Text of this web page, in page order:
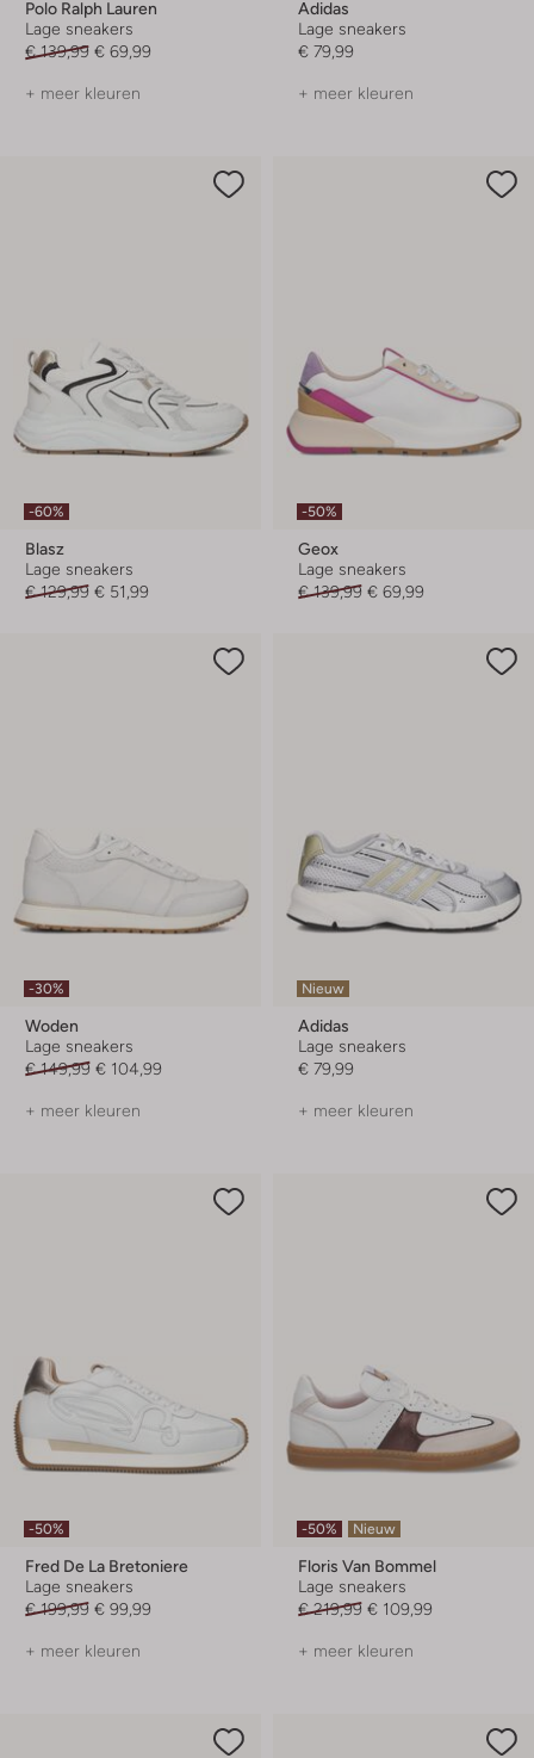
Polo Ralph Lauren
Lage sneakers
€ 139,99 € 69,99
+ meer kleuren
Adidas
Lage sneakers
€ 79,99
+ meer kleuren
-60%
Blasz
Lage sneakers
€ 129,99 € 51,99
-50%
Geox
Lage sneakers
€ 139,99 € 69,99
-30%
Woden
Lage sneakers
€ 149,99 € 104,99
+ meer kleuren
Nieuw
Adidas
Lage sneakers
€ 79,99
+ meer kleuren
-50%
Fred De La Bretoniere
Lage sneakers
€ 199,99 € 99,99
+ meer kleuren
-50% Nieuw
Floris Van Bommel
Lage sneakers
€ 219,99 € 109,99
+ meer kleuren